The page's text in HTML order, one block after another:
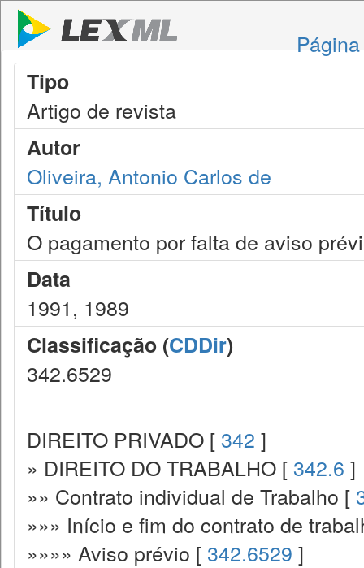
Tipo
Artigo de revista
Autor
Oliveira, Antonio Carlos de
Título
O pagamento por falta de aviso
Data
1991, 1989
Classificação (CDDir)
342.6529
DIREITO PRIVADO [ 342 ]
» DIREITO DO TRABALHO [ 342.6 ]
»» Contrato individual de Trabalho [
»»» Início e fim do contrato de
»»»» Aviso prévio [ 342.6529 ]